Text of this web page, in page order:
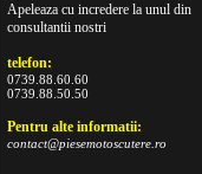
Apeleaza cu incredere la unul din
consultantii nostri
telefon:
0739.88.60.60
0739.88.50.50
Pentru alte informatii:
contact@piesemotoscutere.ro